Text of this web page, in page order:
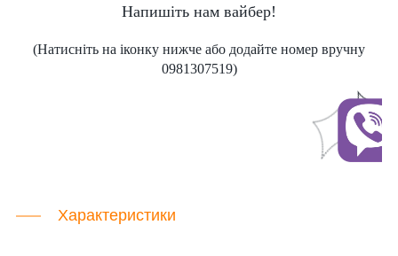
Напишіть нам вайбер!
(Натисніть на іконку нижче або додайте номер вручну
0981307519)
Характеристики